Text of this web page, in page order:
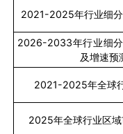
2021-2025年行业细
2026-2033年行业细
及增速预
2021-2025年全球
2025年全球行业区